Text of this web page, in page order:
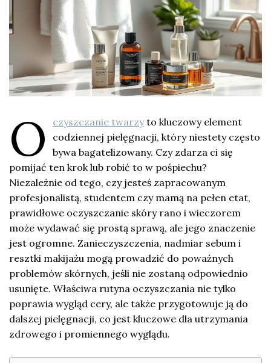
O czyszczanie twarzyto kluczowy element
codziennej pielęgnacji, który niestety często
bywa bagatelizowany. Czy zdarza ci się
pomijać ten krok lub robić to w pośpiechu?
Niezależnie od tego, czy jesteś zapracowanym
profesjonalistą, studentem czy mamą na pełen etat,
prawidłowe oczyszczanie skóry rano i wieczorem
może wydawać się prostą sprawą, ale jego znaczenie
jest ogromne. Zanieczyszczenia, nadmiar sebum i
resztki makijażu mogą prowadzić do poważnych
problemów skórnych, jeśli nie zostaną odpowiednio
usunięte. Właściwa rutyna oczyszczania nie tylko
poprawia wygląd cery, ale także przygotowuje ją do
dalszej pielęgnacji, co jest kluczowe dla utrzymania
zdrowego i promiennego wyglądu.